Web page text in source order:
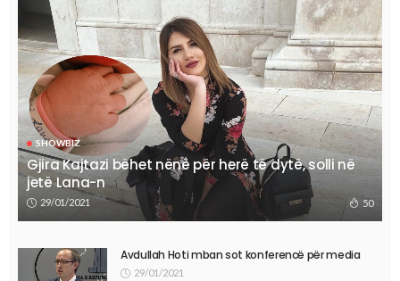
SHOWBIZ
Gjira Kajtazi bëhet nënë për herë të dytë, solli në
jetë Lana-n
29/01/2021 50
Avdullah Hoti mban sot konferencë për media
29/01/2021